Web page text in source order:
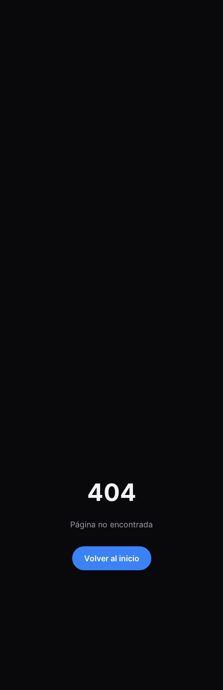
404
Página no encontrada
Volver al inicio